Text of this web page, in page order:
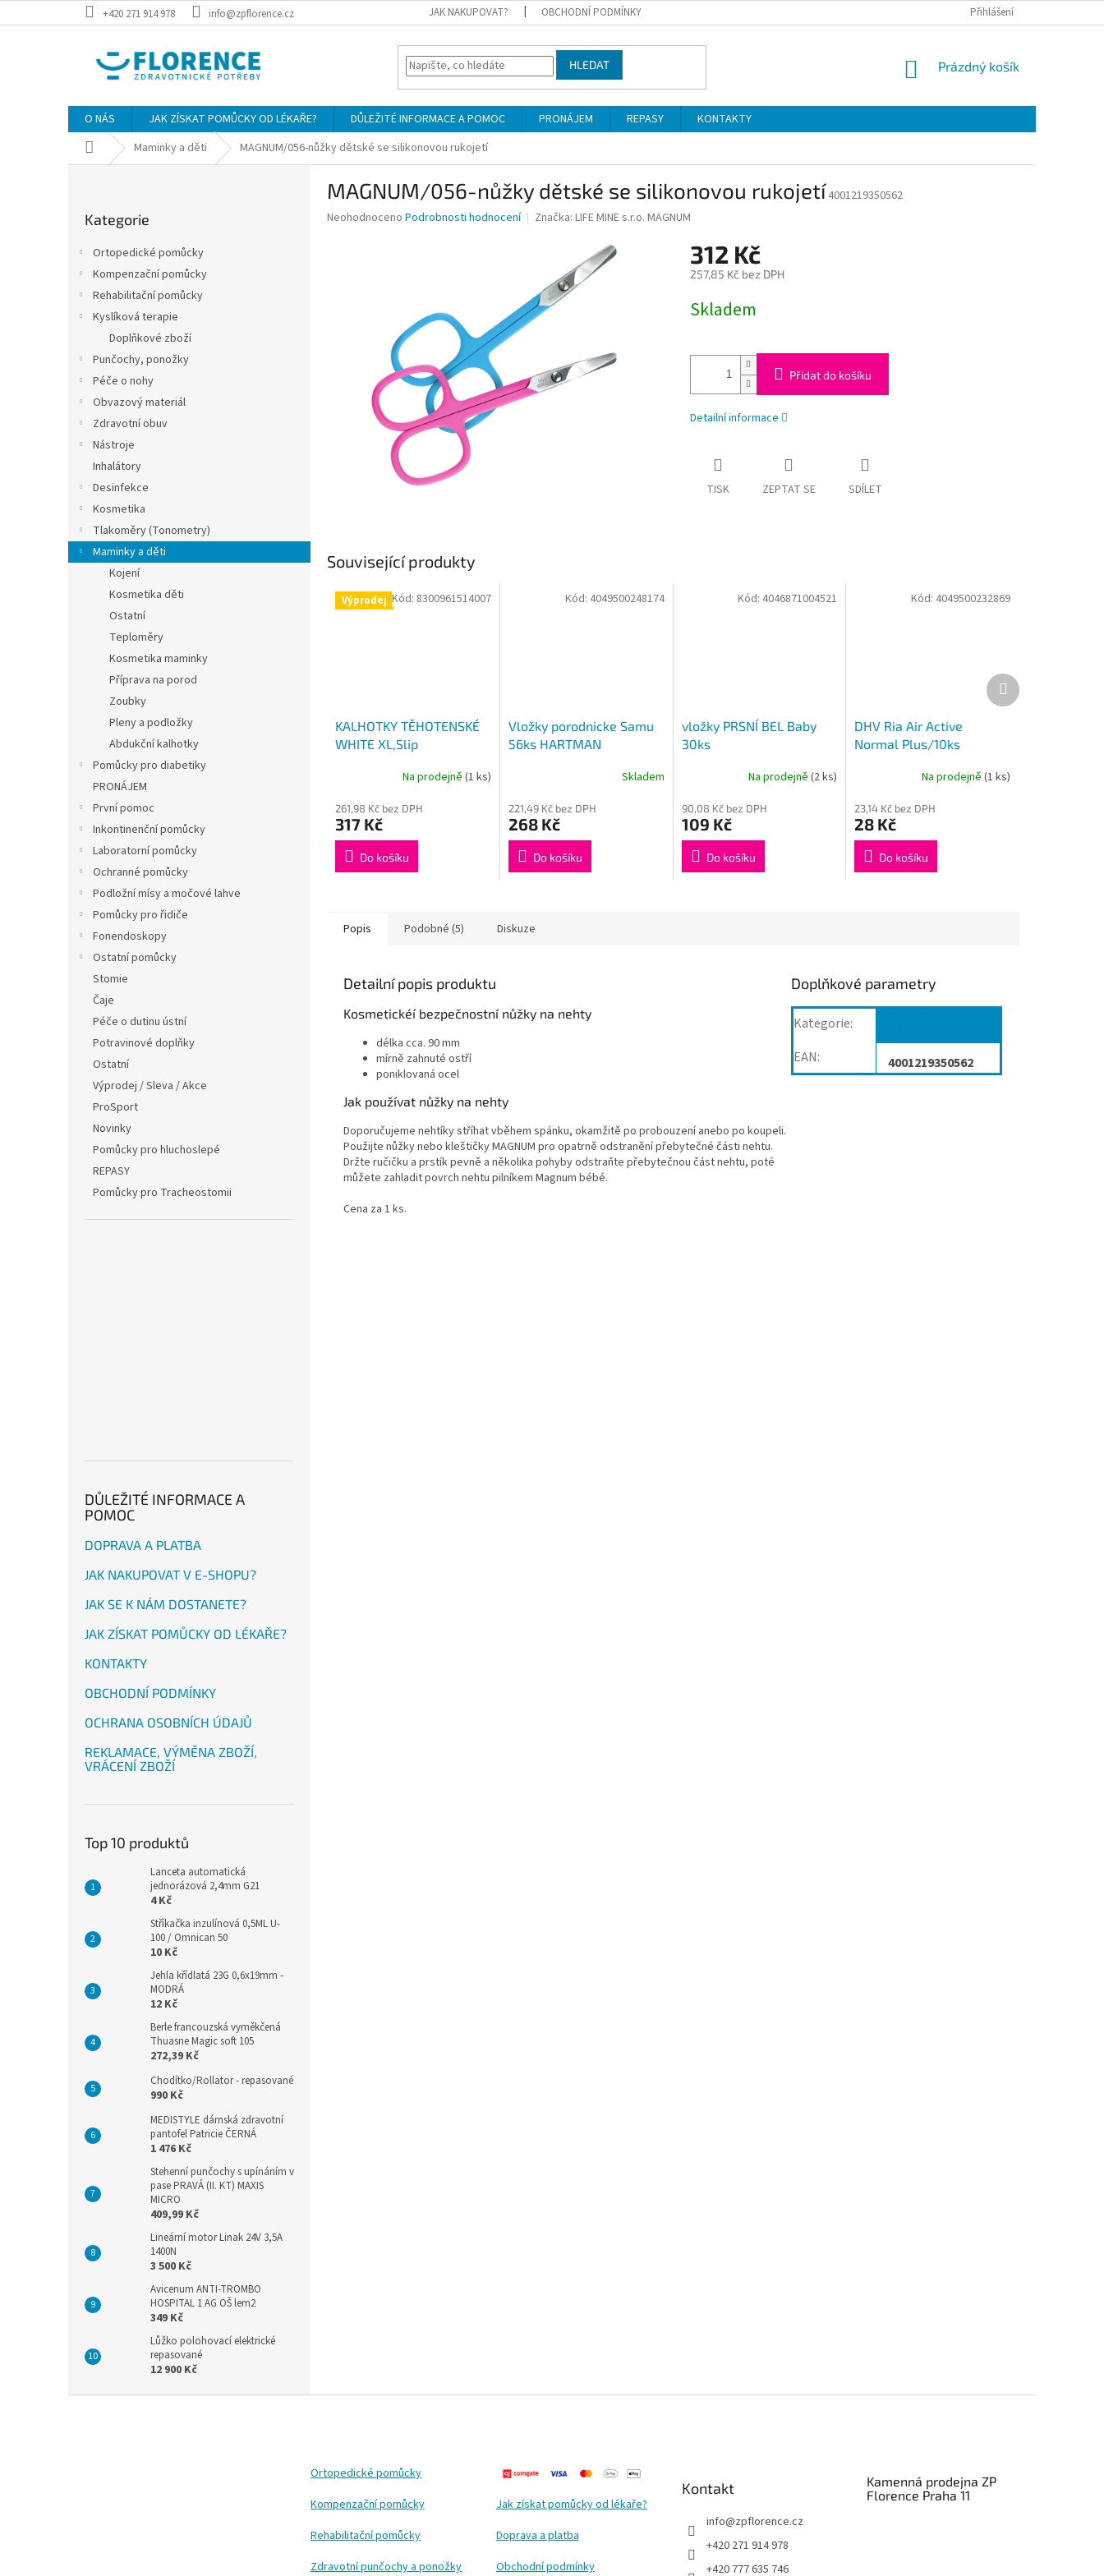
na
+420 271 914 978 info@zpflorence.cz JAK NAKUPOVAT? OBCHODNÍ PODMÍNKY Přihlášení
HLEDAT
NÁKUPNÍ
Prázdný košík
O NÁS JAK ZÍSKAT POMŮCKY OD LÉKAŘE? DŮLEŽITÉ INFORMACE A POMOC PRONÁJEM REPASY
KONTAKTY
Domů Maminky a děti MAGNUM/056-nůžky dětské se silikonovou rukojetí
kategorie
Kategorie
Ortopedické pomůcky
Kompenzační pomůcky
Rehabilitační pomůcky
Kyslíková terapie
Doplňkové zboží
Punčochy, ponožky
Péče o nohy
Obvazový materiál
Zdravotní obuv
Nástroje
Inhalátory
Desinfekce
Kosmetika
Tlakoměry (Tonometry)
Maminky a děti
Kojení
Kosmetika děti
Ostatní
Teploměry
Kosmetika maminky
Příprava na porod
Zoubky
Pleny a podložky
Abdukční kalhotky
Pomůcky pro diabetiky
PRONÁJEM
První pomoc
Inkontinenční pomůcky
Laboratorní pomůcky
Ochranné pomůcky
Podložní mísy a močové lahve
Pomůcky pro řidiče
Fonendoskopy
Ostatní pomůcky
Stomie
Čaje
Péče o dutinu ústní
Potravinové doplňky
Ostatní
Výprodej / Sleva / Akce
ProSport
Novinky
Pomůcky pro hluchoslepé
REPASY
Pomůcky pro Tracheostomii
DŮLEŽITÉ INFORMACE A
POMOC
DOPRAVA A PLATBA
JAK NAKUPOVAT V E-SHOPU?
JAK SE K NÁM DOSTANETE?
JAK ZÍSKAT POMŮCKY OD LÉKAŘE?
KONTAKTY
OBCHODNÍ PODMÍNKY
OCHRANA OSOBNÍCH ÚDAJŮ
REKLAMACE, VÝMĚNA ZBOŽÍ,
VRÁCENÍ ZBOŽÍ
Top 10 produktů
Lanceta automatická
jednorázová 2,4mm G21
4 Kč
Stříkačka inzulínová 0,5ML U-
100 / Omnican 50
10 Kč
Jehla křídlatá 23G 0,6x19mm -
MODRÁ
12 Kč
Berle francouzská vyměkčená
Thuasne Magic soft 105
272,39 Kč
Chodítko/Rollator - repasované
990 Kč
MEDISTYLE dámská zdravotní
pantofel Patricie ČERNÁ
1 476 Kč
Stehenní punčochy s upínáním v
pase PRAVÁ (II. KT) MAXIS
MICRO
409,99 Kč
Lineární motor Linak 24V 3,5A
1400N
3 500 Kč
Avicenum ANTI-TROMBO
HOSPITAL 1 AG OŠ lem2
349 Kč
Lůžko polohovací elektrické
repasované
12 900 Kč
MAGNUM/056-nůžky dětské se silikonovou rukojetí 4001219350562
Průměrné
Neohodnoceno Podrobnosti hodnocení Značka: LIFE MINE s.r.o. MAGNUM
312 Kč
257,85 Kč bez DPH
cena:
Skladem
Přidat do košíku
Detailní informace
TISK ZEPTAT SE SDÍLET
Související produkty
Výprodej
KALHOTKY TĚHOTENSKÉ
WHITE XL,Slip
Na prodejně (1 ks)
261,98 Kč bez DPH
317 Kč
Do košíku
Kód: 8300961514007
Vložky porodnicke Samu
56ks HARTMAN
Skladem
221,49 Kč bez DPH
268 Kč
Do košíku
Kód: 4049500248174
vložky PRSNÍ BEL Baby
30ks
Na prodejně(2 ks)
90,08 Kč bez DPH
109 Kč
Do košíku
Kód: 4046871004521
DHV Ria Air Active
Normal Plus/10ks
Na prodejně (1 ks)
23,14 Kč bez DPH
28 Kč
Do košíku
Kód: 4049500232869
Další
produkt
Popis Podobné (5) Diskuze
Detailní popis produktu
Kosmetickéí bezpečnostní nůžky na nehty
délka cca. 90 mm
mírně zahnuté ostří
poniklovaná ocel
Jak používat nůžky na nehty
Doporučujeme nehtíky stříhat vběhem spánku, okamžitě po probouzení anebo po koupeli.
Použijte nůžky nebo kleštičky MAGNUM pro opatrně odstranění přebytečné části nehtu.
Držte ručičku a prstík pevně a několika pohyby odstraňte přebytečnou část nehtu, poté
můžete zahladit povrch nehtu pilníkem Magnum bébé.
Cena za 1 ks.
Doplňkové parametry
Kategorie:
EAN: 4001219350562
Ortopedické pomůcky
Kompenzační pomůcky
Rehabilitační pomůcky
Zdravotní punčochy a ponožky
Jak získat pomůcky od lékaře?
Doprava a platba
Obchodní podmínky
Kontakt
info@zpflorence.cz
+420 271 914 978
+420 777 635 746
Kamenná prodejna ZP
Florence Praha 11